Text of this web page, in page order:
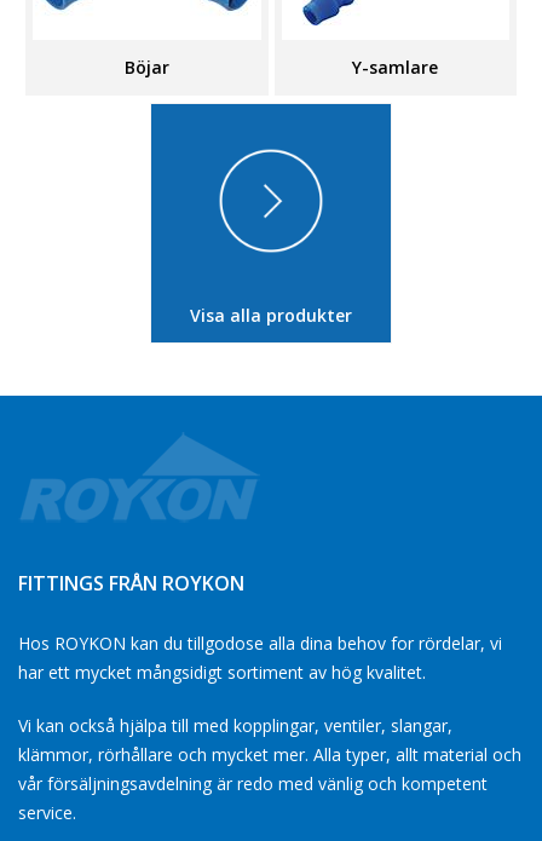
Böjar Y-samlare
Visa alla produkter
FITTINGS FRÅN ROYKON
Hos ROYKON kan du tillgodose alla dina behov for rördelar, vi
har ett mycket mångsidigt sortiment av hög kvalitet.
Vi kan också hjälpa till med kopplingar, ventiler, slangar,
klämmor, rörhållare och mycket mer. Alla typer, allt material och
vår försäljningsavdelning är redo med vänlig och kompetent
service.